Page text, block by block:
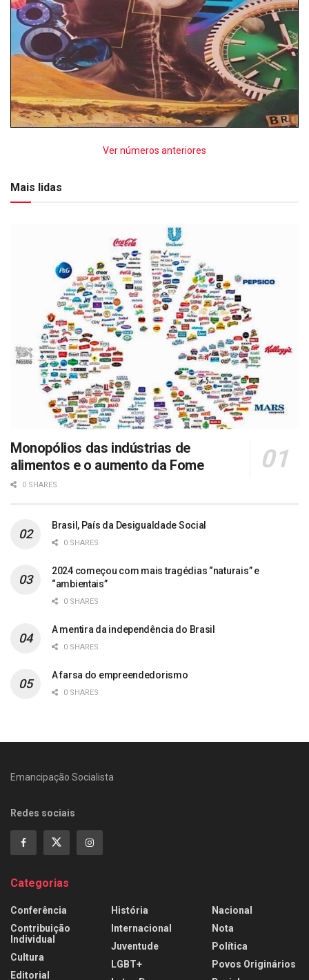
Ver números anteriores
Mais lidas
Monopólios das indústrias de
alimentos e o aumento da Fome
0 SHARES
Brasil, País da Desigualdade Social
0 SHARES
2024 começou com mais tragédias “naturais” e
“ambientais”
0 SHARES
A mentira da independência do Brasil
0 SHARES
A farsa do empreendedorismo
0 SHARES
Emancipação Socialista
Redes sociais
Categorias
Conferência
Contribuição
Individual
Cultura
Editorial
História
Internacional
Juventude
LGBT+
Nacional
Nota
Política
Povos Originários